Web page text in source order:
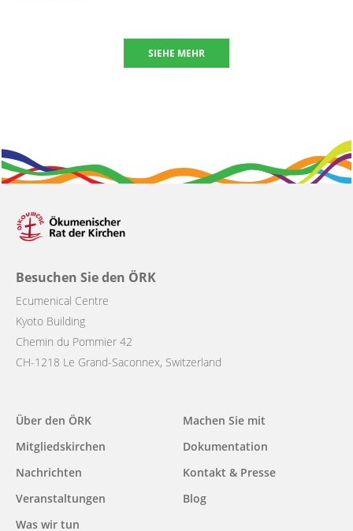
SIEHE MEHR
Besuchen Sie den ÖRK
Ecumenical Centre
Kyoto Building
Chemin du Pommier 42
CH-1218 Le Grand-Saconnex, Switzerland
Main
navigation
Über den ÖRK
Mitgliedskirchen
Nachrichten
Veranstaltungen
Was wir tun
Machen Sie mit
Dokumentation
Kontakt & Presse
Blog